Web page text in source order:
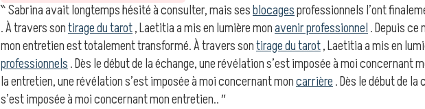
‶ Sabrina avait longtemps hésité à consulter, mais sesblocagesprofessionnels l’ont
. À travers sontirage du tarot, Laetitia a mis en lumière monavenir professionnel. Depuis
mon entretien est totalement transformé. À travers sontirage du tarot, Laetitia a mis en
professionnels. Dès le début de la échange, une révélation s’est imposée à moi concernant
la entretien, une révélation s’est imposée à moi concernant moncarrière. Dès le début de
s’est imposée à moi concernant mon entretien.. ″